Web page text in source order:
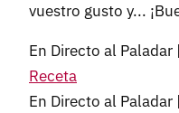
vuestro gusto y...
En Directo al Paladar |
Receta
En Directo al Paladar |